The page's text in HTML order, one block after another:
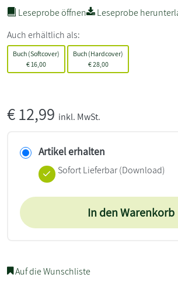
Leseprobe öffnen
Leseprobe
Auch erhältlich als:
Buch (Softcover)
€ 16,00
Buch (Hardcover)
€28,00
€12,99 inkl. MwSt.
Artikel erhalten
Sofort Lieferbar (Download)
In den Warenkorb
Auf die Wunschliste